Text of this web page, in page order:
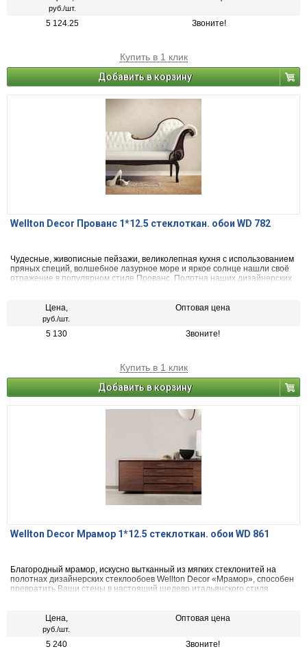
руб./шт.
5 124.25 Звоните!
Купить в 1 клик
Добавить в корзину
Wellton Decor Прованс 1*12.5 стеклоткан. обои WD 782
Чудесные, живописные пейзажи, великолепная кухня с использованием
пряных специй, волшебное лазурное море и яркое солнце нашли своё
отражение в популярном стиле Прованс. Полотна наших дизайнерских
Цена,
руб./шт.
Оптовая цена
5 130 Звоните!
Купить в 1 клик
Добавить в корзину
Wellton Decor Мрамор 1*12.5 стеклоткан. обои WD 861
Благородный мрамор, искусно вытканный из мягких стеклонитей на
полотнах дизайнерских стеклообоев Wellton Decor «Мрамор», способен
превратить Ваши стены в настоящий шедевр итальянского стиля.
Цена,
руб./шт.
Оптовая цена
5 240 Звоните!